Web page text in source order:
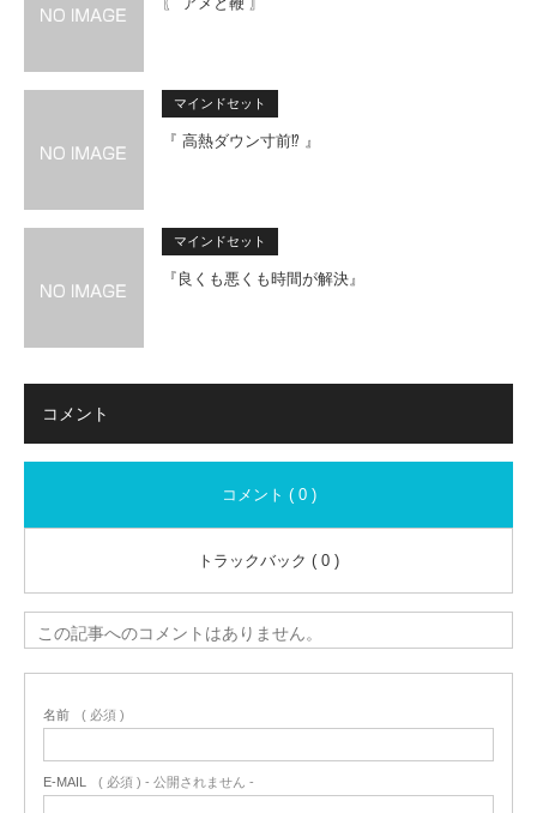
マインドセット
『 高熱ダウン寸前⁉ 』
マインドセット
『良くも悪くも時間が解決』
コメント
コメント ( 0 )
トラックバック ( 0 )
この記事へのコメントはありません。
名前 ( 必須 )
E-MAIL ( 必須 ) - 公開されません -